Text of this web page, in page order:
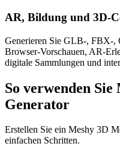
AR, Bildung und 3D-
Generieren Sie GLB-, FBX-,
Browser-Vorschauen, AR-
digitale Sammlungen und
So verwenden
Generator
Erstellen Sie ein Meshy 3D
einfachen Schritten.